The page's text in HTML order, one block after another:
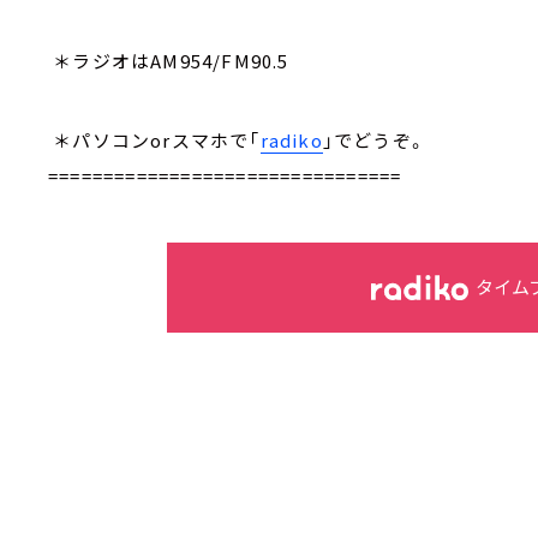
＊ラジオはAM954/FM90.5
＊パソコンorスマホで「radiko 」でどうぞ。
================================
タイム